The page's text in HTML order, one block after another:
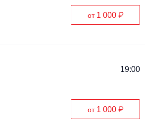
от 1 000 ₽
19:00
от 1 000 ₽